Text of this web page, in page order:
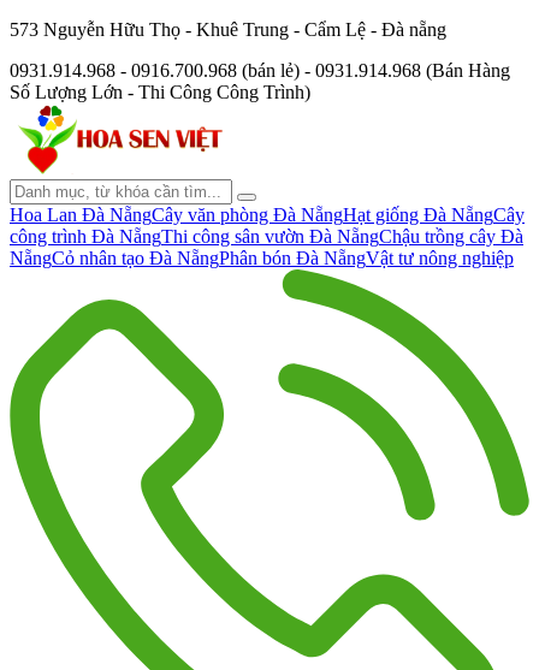
573 Nguyễn Hữu Thọ - Khuê Trung - Cẩm Lệ - Đà nẵng
0931.914.968 - 0916.700.968 (bán lẻ) - 0931.914.968 (Bán Hàng
Số Lượng Lớn - Thi Công Công Trình)
Hoa Lan Đà NẵngCây văn phòng Đà NẵngHạt giống Đà NẵngCây
công trình Đà NẵngThi công sân vườn Đà NẵngChậu trồng cây Đà
NẵngCỏ nhân tạo Đà NẵngPhân bón Đà NẵngVật tư nông nghiệp